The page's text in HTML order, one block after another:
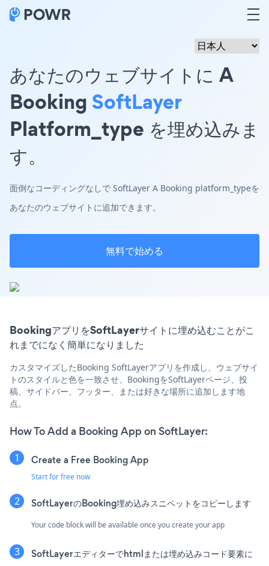
あなたのウェブサイトに A
BookingSoftLayer
Platform_type を埋め込みま
す。
面倒なコーディングなしで SoftLayer A Booking platform_typeを
あなたのウェブサイトに追加できます。
無料で始める
BookingアプリをSoftLayerサイトに埋め込むことがこ
れまでになく簡単になりました
カスタマイズしたBooking SoftLayerアプリを作成し、ウェブサイ
トのスタイルと色を一致させ、BookingをSoftLayerページ、投
稿、サイドバー、フッター、または好きな場所に追加します地
点。
How To Add a Booking App on SoftLayer:
Create a Free Booking App
Start for free now
SoftLayerのBooking埋め込みスニペットをコピーします
Your code block will be available once you create your app
SoftLayerエディターでhtmlまたは埋め込みコード要素に